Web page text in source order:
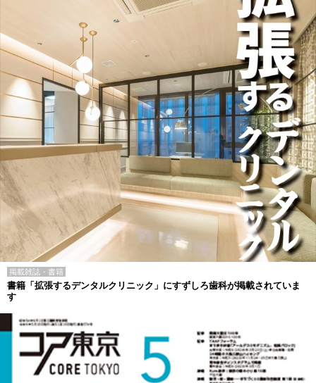
掲載雑誌・書籍
書籍「拡張するデンタルクリニック」にすずしろ歯科が掲載されていま
す